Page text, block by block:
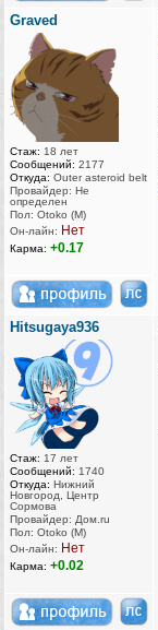
Graved
Стаж: 18 лет
Сообщений: 2177
Откуда: Outer asteroid belt
Провайдер: Не
определен
Пол: Otoko (M)
Он-лайн: Нет
Карма: +0.17
Hitsugaya936
Стаж: 17 лет
Сообщений: 1740
Откуда: Нижний
Новгород, Центр
Сормова
Провайдер: Дом.ru
Пол: Otoko (M)
Он-лайн: Нет
Карма: +0.02